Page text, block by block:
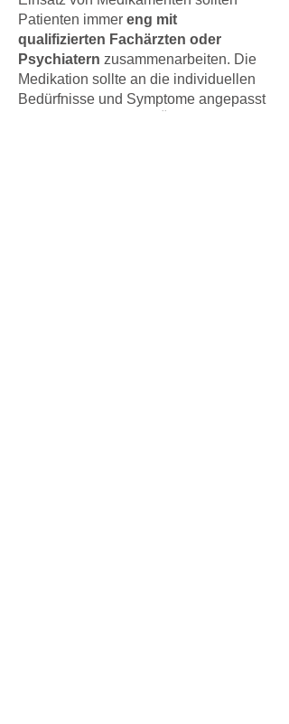
Patienten immer eng mit
qualifizierten Fachärzten oder
Psychiatern zusammenarbeiten. Die
Medikation sollte an die individuellen
Bedürfnisse und Symptome angepasst